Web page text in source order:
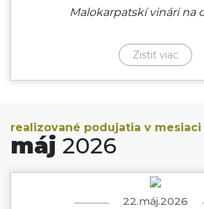
Malokarpatskí vinári na
Zistiť viac
realizované podujatia v mesiaci
máj 2026
22.máj.2026